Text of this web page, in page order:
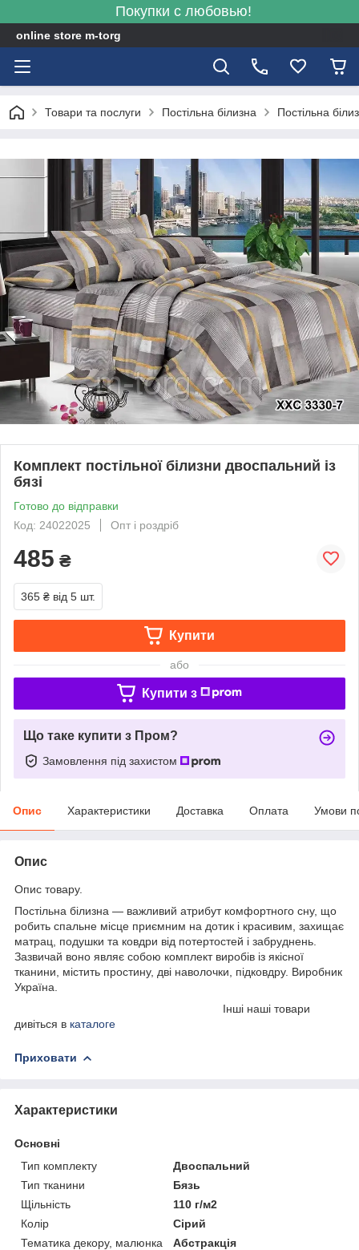
Покупки с любовью!
online store m-torg
Товари та послуги Постільна білизна Постільна
Комплект постільної білизни двоспальний із
бязі
Готово до відправки
Код: 24022025
Опт і роздріб
485 ₴
365 ₴ від 5 шт.
Купити
або
Купити з
Що таке купити з Пром?
Замовлення під захистом
Опис Характеристики Доставка Оплата Умови
Опис
Опис товару.
Постільна білизна — важливий атрибут комфортного сну, що
робить спальне місце приємним на дотик і красивим, захищає
матрац, подушки та ковдри від потертостей і забруднень.
Зазвичай воно являє собою комплект виробів із якісної
тканини, містить проcтину, дві наволочки, підковдру. Виробник
Україна.
Інші наші товари
дивіться в каталоге
Приховати
Характеристики
Основні
Тип комплекту
Двоспальний
Тип тканини
Бязь
Щільність
110 г/м2
Колір
Сірий
Тематика декору, малюнка
Абстракція